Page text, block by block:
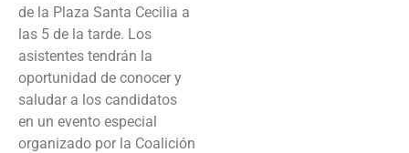
de la Plaza Santa Cecilia a
las 5 de la tarde. Los
asistentes tendrán la
oportunidad de conocer y
saludar a los candidatos
en un evento especial
organizado por la Coalición